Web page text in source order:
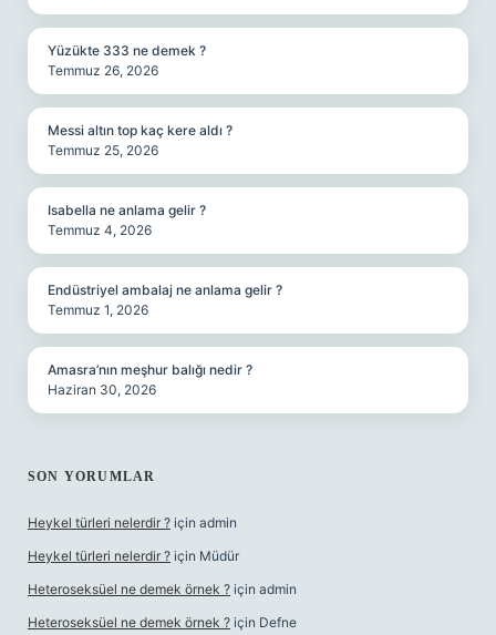
Yüzükte 333 ne demek ?
Temmuz 26, 2026
Messi altın top kaç kere aldı ?
Temmuz 25, 2026
Isabella ne anlama gelir ?
Temmuz 4, 2026
Endüstriyel ambalaj ne anlama gelir ?
Temmuz 1, 2026
Amasra’nın meşhur balığı nedir ?
Haziran 30, 2026
SON YORUMLAR
Heykel türleri nelerdir ? için admin
Heykel türleri nelerdir ? için Müdür
Heteroseksüel ne demek örnek ? için admin
Heteroseksüel ne demek örnek ? için Defne